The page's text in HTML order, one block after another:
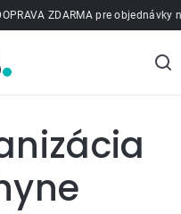
ZDARMA pre objednávky